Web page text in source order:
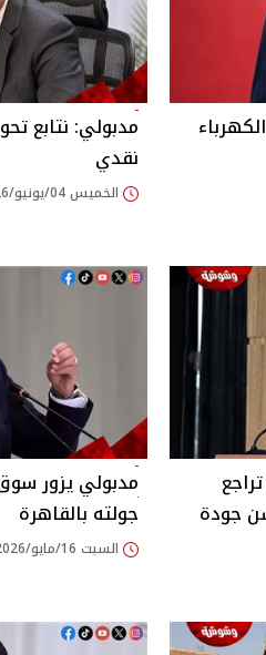
مدبولي: نتابع
نقدي
الخميس 04/يونيو/2026 - 04:53 م
جودة
مدبولي يزور
جولته بالقاهرة
السبت 16/مايو/2026 - 05:48 م